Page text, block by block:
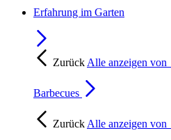
Erfahrung im Garten
Zurück Alle anzeigen von
Barbecues
Zurück Alle anzeigen von